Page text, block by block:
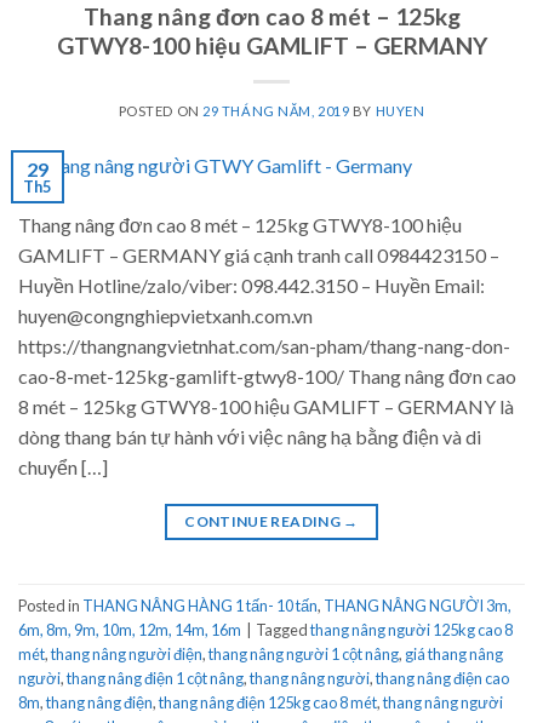
Thang nâng đơn cao 8 mét – 125kg
GTWY8-100 hiệu GAMLIFT – GERMANY
POSTED ON 29 THÁNG NĂM, 2019 BY HUYEN
29
Th5
Thang nâng đơn cao 8 mét – 125kg GTWY8-100 hiệu
GAMLIFT – GERMANY giá cạnh tranh call 0984423150 –
Huyền Hotline/zalo/viber: 098.442.3150 – Huyền Email:
huyen@congnghiepvietxanh.com.vn
https://thangnangvietnhat.com/san-pham/thang-nang-don-
cao-8-met-125kg-gamlift-gtwy8-100/ Thang nâng đơn cao
8 mét – 125kg GTWY8-100 hiệu GAMLIFT – GERMANY là
dòng thang bán tự hành với việc nâng hạ bằng điện và di
chuyển […]
CONTINUE READING →
Posted in THANG NÂNG HÀNG 1 tấn- 10 tấn, THANG NÂNG NGƯỜI 3m,
6m, 8m, 9m, 10m, 12m, 14m, 16m | Taggedthang nâng người 125kg cao 8
mét,thang nâng người điện,thang nâng người 1 cột nâng, giá thang nâng
người,thang nâng điện 1 cột nâng,thang nâng người,thang nâng điện cao
8m,thang nâng điện,thang nâng điện 125kg cao 8 mét,thang nâng người